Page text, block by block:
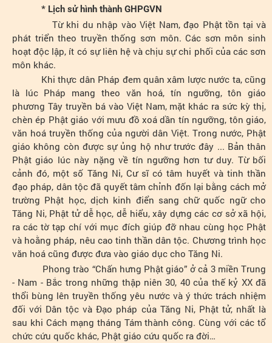
* Lịch sử hình thành GHPGVN
Từ khi du nhập vào Việt Nam, đạo Phật tồn tại và
phát triển theo truyền thống sơn môn. Các sơn môn sinh
hoạt độc lập, ít có sự liên hệ và chịu sự chi phối của các sơn
môn khác.
Khi thực dân Pháp đem quân xâm lược nước ta, cũng
là lúc Pháp mang theo văn hoá, tín ngưỡng, tôn giáo
phương Tây truyền bá vào Việt Nam, mặt khác ra sức kỳ thị,
chèn ép Phật giáo với mưu đồ xoá dần tín ngưỡng, tôn giáo,
văn hoá truyền thống của người dân Việt. Trong nước, Phật
giáo không còn được sự ủng hộ như trước đây ... Bản thân
Phật giáo lúc này nặng về tín ngưỡng hơn tư duy. Từ bối
cảnh đó, một số Tăng Ni, Cư sĩ có tâm huyết và tinh thần
đạo pháp, dân tộc đã quyết tâm chỉnh đốn lại bằng cách mở
trường Phật học, dịch kinh điển sang chữ quốc ngữ cho
Tăng Ni, Phật tử dễ học, dễ hiểu, xây dựng các cơ sở xã hội,
ra các tờ tạp chí với mục đích giúp đỡ nhau cùng học Phật
và hoằng pháp, nêu cao tinh thần dân tộc. Chương trình học
văn hoá cũng được đưa vào giáo dục cho Tăng Ni.
Phong trào “Chấn hưng Phật giáo” ở cả 3 miền Trung
- Nam - Bắc trong những thập niên 30, 40 của thế kỷ XX đã
thổi bùng lên truyền thống yêu nước và ý thức trách nhiệm
đối với Dân tộc và Đạo pháp của Tăng Ni, Phật tử, nhất là
sau khi Cách mạng tháng Tám thành công. Cùng với các tổ
chức cứu quốc khác, Phật giáo cứu quốc ra đời…